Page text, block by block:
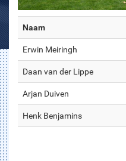
Naam
Erwin Meiringh
Daan van der Lippe
Arjan Duiven
Henk Benjamins